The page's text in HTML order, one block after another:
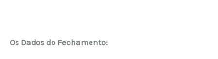
Os Dados do Fechamento: